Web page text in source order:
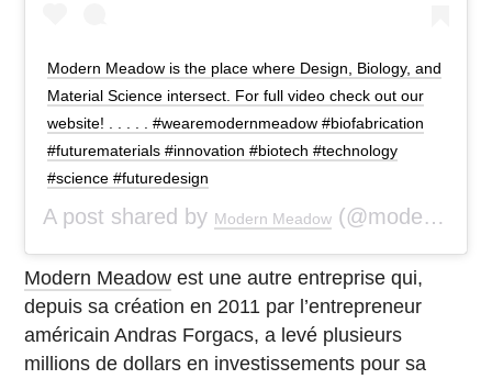
Modern Meadow is the place where Design, Biology, and
Material Science intersect. For full video check out our
website! . . . . . #wearemodernmeadow #biofabrication
#futurematerials #innovation #biotech #technology
#science #futuredesign
A post shared by Modern Meadow (@modernmeadow) on
Modern Meadow est une autre entreprise qui,
depuis sa création en 2011 par l’entrepreneur
américain Andras Forgacs, a levé plusieurs
millions de dollars en investissements pour sa